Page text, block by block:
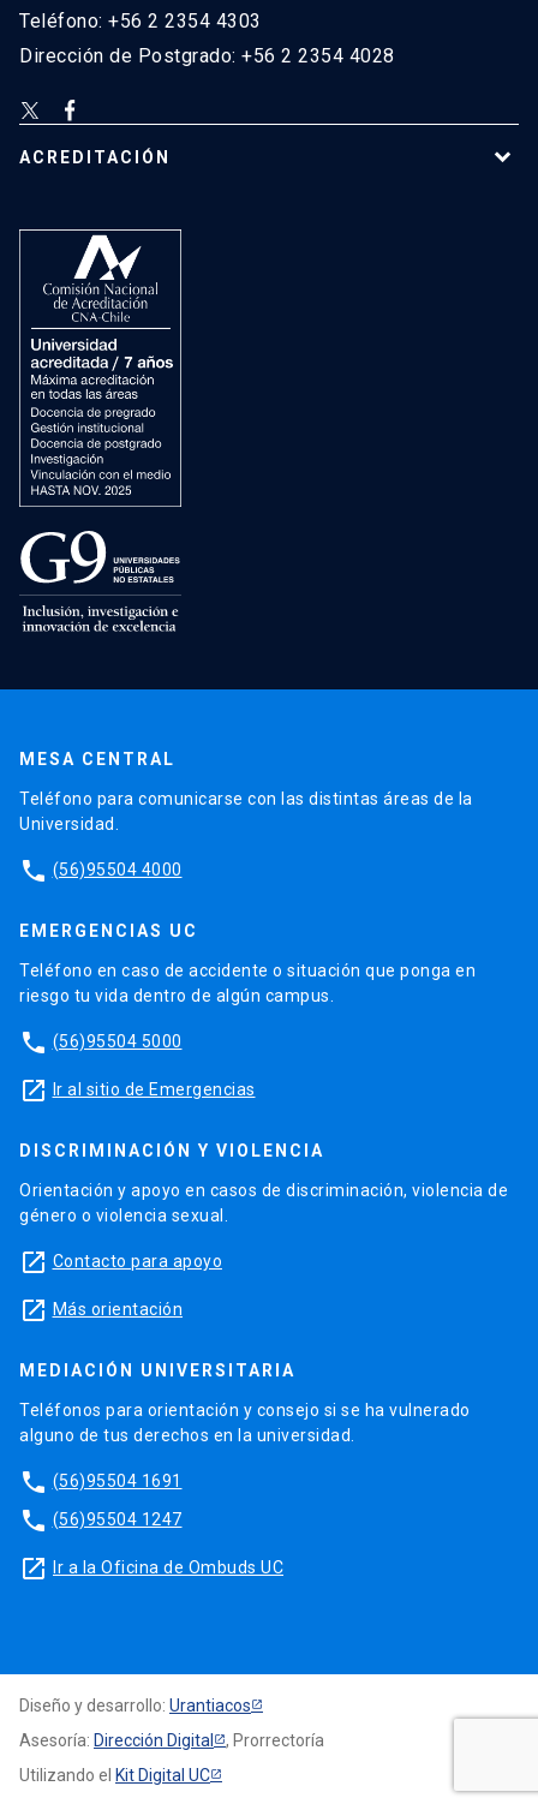
Teléfono: +56 2 2354 4303
Dirección de Postgrado: +56 2 2354 4028
ACREDITACIÓN
MESA CENTRAL
Teléfono para comunicarse con las distintas áreas de la
Universidad.
phone (56)95504 4000
EMERGENCIAS UC
Teléfono en caso de accidente o situación que ponga en
riesgo tu vida dentro de algún campus.
phone (56)95504 5000
launch Ir al sitio de Emergencias
DISCRIMINACIÓN Y VIOLENCIA
Orientación y apoyo en casos de discriminación, violencia de
género o violencia sexual.
launch Contacto para apoyo
launch Más orientación
MEDIACIÓN UNIVERSITARIA
Teléfonos para orientación y consejo si se ha vulnerado
alguno de tus derechos en la universidad.
phone (56)95504 1691
phone (56)95504 1247
launch Ir a la Oficina de Ombuds UC
Diseño y desarrollo: Urantiacos
Asesoría: Dirección Digital
, Prorrectoría
Utilizando el Kit Digital UC